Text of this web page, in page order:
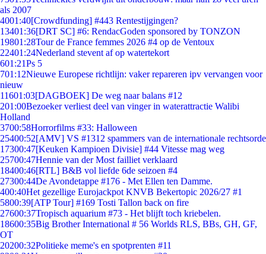
als 2007
4001:40[Crowdfunding] #443 Rentestijgingen?
13401:36[DRT SC] #6: RendacGoden sponsored by TONZON
19801:28Tour de France femmes 2026 #4 op de Ventoux
22401:24Nederland stevent af op watertekort
601:21Ps 5
701:12Nieuwe Europese richtlijn: vaker repareren ipv vervangen voor
nieuw
11601:03[DAGBOEK] De weg naar balans #12
201:00Bezoeker verliest deel van vinger in waterattractie Walibi
Holland
3700:58Horrorfilms #33: Halloween
25400:52[AMV] VS #1312 spammers van de internationale rechtsorde
17300:47[Keuken Kampioen Divisie] #44 Vitesse mag weg
25700:47Hennie van der Most failliet verklaard
18400:46[RTL] B&B vol liefde 6de seizoen #4
27300:44De Avondetappe #176 - Met Ellen ten Damme.
400:40Het gezellige Eurojackpot KNVB Bekertopic 2026/27 #1
5800:39[ATP Tour] #169 Tosti Tallon back on fire
27600:37Tropisch aquarium #73 - Het blijft toch kriebelen.
18600:35Big Brother International # 56 Worlds RLS, BBs, GH, GF,
OT
20200:32Politieke meme's en spotprenten #11